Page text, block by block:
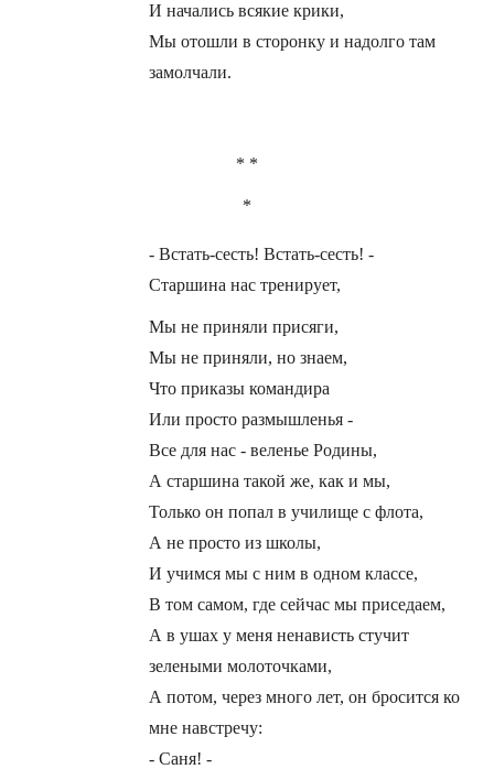
И начались всякие крики,
Мы отошли в сторонку и надолго там
замолчали.
* *
*
- Встать-сесть! Встать-сесть! -
Старшина нас тренирует,
Мы не приняли присяги,
Мы не приняли, но знаем,
Что приказы командира
Или просто размышленья -
Все для нас - веленье Родины,
А старшина такой же, как и мы,
Только он попал в училище с флота,
А не просто из школы,
И учимся мы с ним в одном классе,
В том самом, где сейчас мы приседаем,
А в ушах у меня ненависть стучит
зелеными молоточками,
А потом, через много лет, он бросится ко
мне навстречу:
- Саня! -